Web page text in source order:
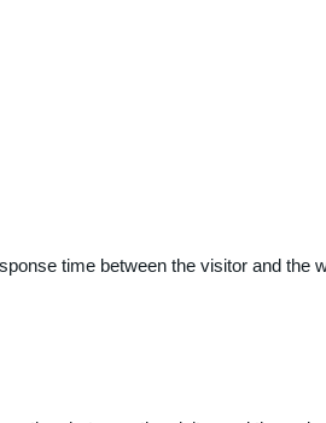
time between the visitor and the